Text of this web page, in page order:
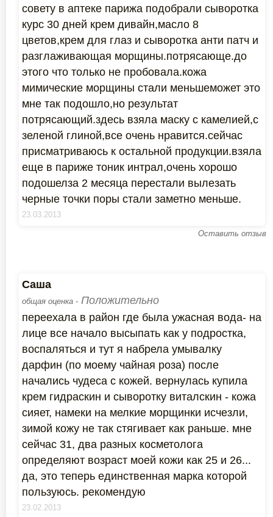
совету в аптеке парижа подобрали сыворотка
курс 30 дней крем дивайн,масло 8
цветов,крем для глаз и сыворотка анти патч и
разглаживающая морщины.потрясающе.до
этого что только не пробовала.кожа
мимические морщины стали меньшеможет это
мне так подошло,но результат
потрясающий.здесь взяла маску с камелией,с
зеленой глиной,все очень нравится.сейчас
присматриваюсь к остальной продукции.взяла
еще в париже тоник интрал,очень хорошо
подошелза 2 месяца перестали вылезать
черные точки поры стали заметно меньше.
23.03.2013
Оставить отзыв
Саша
общая оценка - Положительно
переехала в район где была ужасная вода- на
лице все начало высыпать как у подростка,
воспаляться и тут я набрела умывалку
дарфин (по моему чайная роза) после
начались чудеса с кожей. вернулась купила
крем гидраскин и сыворотку виталскин - кожа
сияет, намеки на мелкие морщинки исчезли,
зимой кожу не так стягивает как раньше. мне
сейчас 31, два разных косметолога
определяют возраст моей кожи как 25 и 26...
да, это теперь единственная марка которой
пользуюсь. рекомендую
23.02.2013